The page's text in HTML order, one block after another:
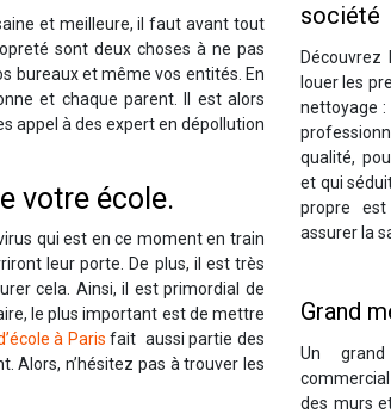
et meilleure, il faut avant tout
sont deux choses à ne pas
bureaux et même vos entités. En
et chaque parent. Il est alors
appel à des expert en dépollution
votre école.
qui est en ce moment en train
leur porte. De plus, il est très
cela. Ainsi, il est primordial de
le plus important est de mettre
à Paris fait aussi partie des
Alors, n’hésitez pas à trouver les
société
louer les
nettoyage :
qualité,
et qui
propre
assurer la
Grand
Un
des murs